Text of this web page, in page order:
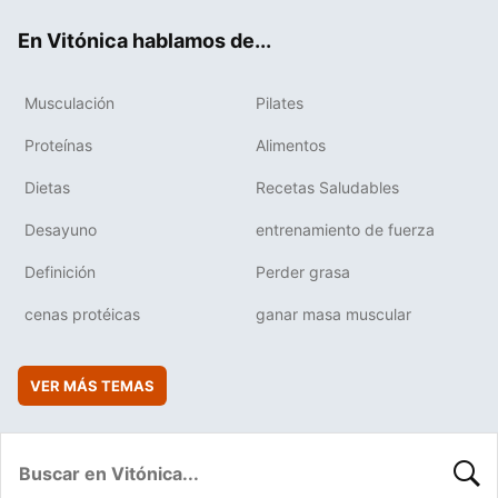
En Vitónica hablamos de...
Musculación Pilates
Proteínas Alimentos
Dietas Recetas Saludables
Desayuno entrenamiento de fuerza
Definición Perder grasa
cenas protéicas ganar masa muscular
VER MÁS TEMAS